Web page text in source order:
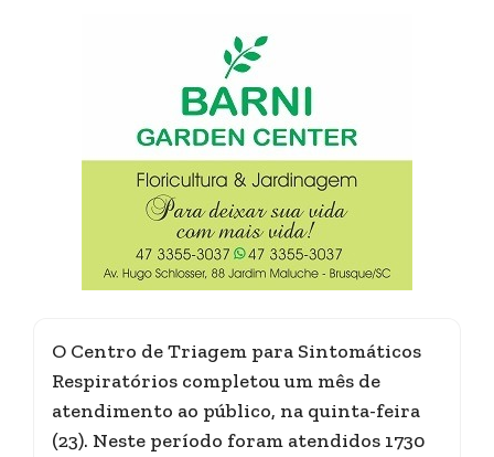
O Centro de Triagem para Sintomáticos
Respiratórios completou um mês de
atendimento ao público, na quinta-feira
(23). Neste período foram atendidos 1730